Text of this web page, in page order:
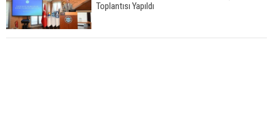
Toplantısı Yapıldı